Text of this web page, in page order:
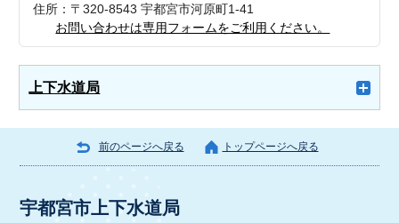
住所：〒320-8543 宇都宮市河原町1-41
お問い合わせは専用フォームをご利用ください。
上下水道局
前のページへ戻る トップページへ戻る
宇都宮市上下水道局